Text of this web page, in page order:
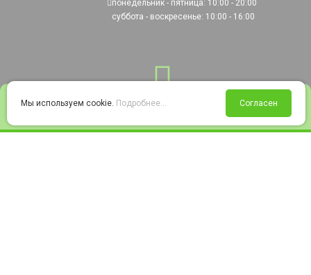
Войти Избранное Корзина
понедельник - пятница: 10:00 - 20:00
суббота - воскресенье: 10:00 - 16:00
Мы используем cookie. Подробнее... Согласен